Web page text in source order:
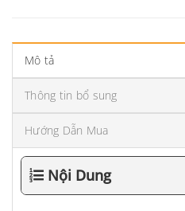
Mô tả
Thông tin bổ sung
Hướng Dẫn Mua
Nội Dung